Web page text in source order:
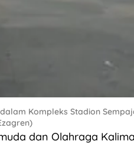
Kompleks Stadion
dan Olahraga